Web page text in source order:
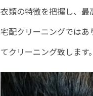
衣類の特徴を把握し、最
宅配クリーニングでは
てクリーニング致します。